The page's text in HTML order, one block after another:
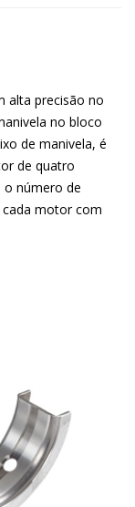
alta precisão no
no bloco
de manivela, é
de quatro
o número de
cada motor com